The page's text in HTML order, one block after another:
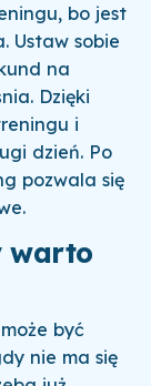
bo jest
Ustaw sobie
na
Dzięki
i
dzień. Po
pozwala się
warto
być
nie ma się